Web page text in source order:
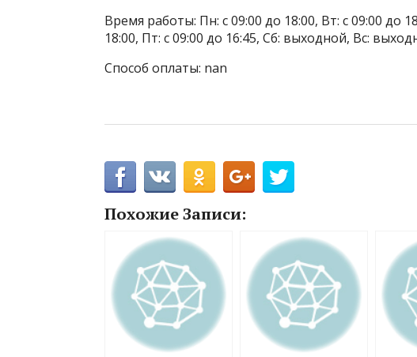
Время работы: Пн: с 09:00 до 18:00, Вт: с 09:00 до
18:00, Пт: с 09:00 до 16:45, Сб: выходной, Вс:
Способ оплаты: nan
Похожие Записи: